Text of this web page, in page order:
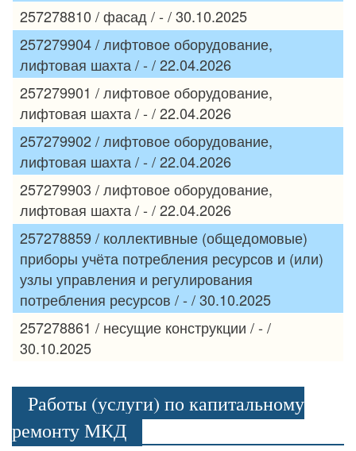
257278810 / фасад / - / 30.10.2025
257279904 / лифтовое оборудование,
лифтовая шахта / - / 22.04.2026
257279901 / лифтовое оборудование,
лифтовая шахта / - / 22.04.2026
257279902 / лифтовое оборудование,
лифтовая шахта / - / 22.04.2026
257279903 / лифтовое оборудование,
лифтовая шахта / - / 22.04.2026
257278859 / коллективные (общедомовые)
приборы учёта потребления ресурсов и (или)
узлы управления и регулирования
потребления ресурсов / - / 30.10.2025
257278861 / несущие конструкции / - /
30.10.2025
Работы (услуги) по капитальному
ремонту МКД